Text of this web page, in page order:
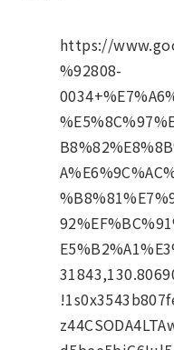
https://
%92808-